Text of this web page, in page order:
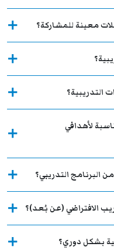
معينة للمشاركة؟
التدريبية؟
لأهدافي
البرنامج التدريبي؟
الافتراضي (عن بُعد)؟
بشكل دوري؟